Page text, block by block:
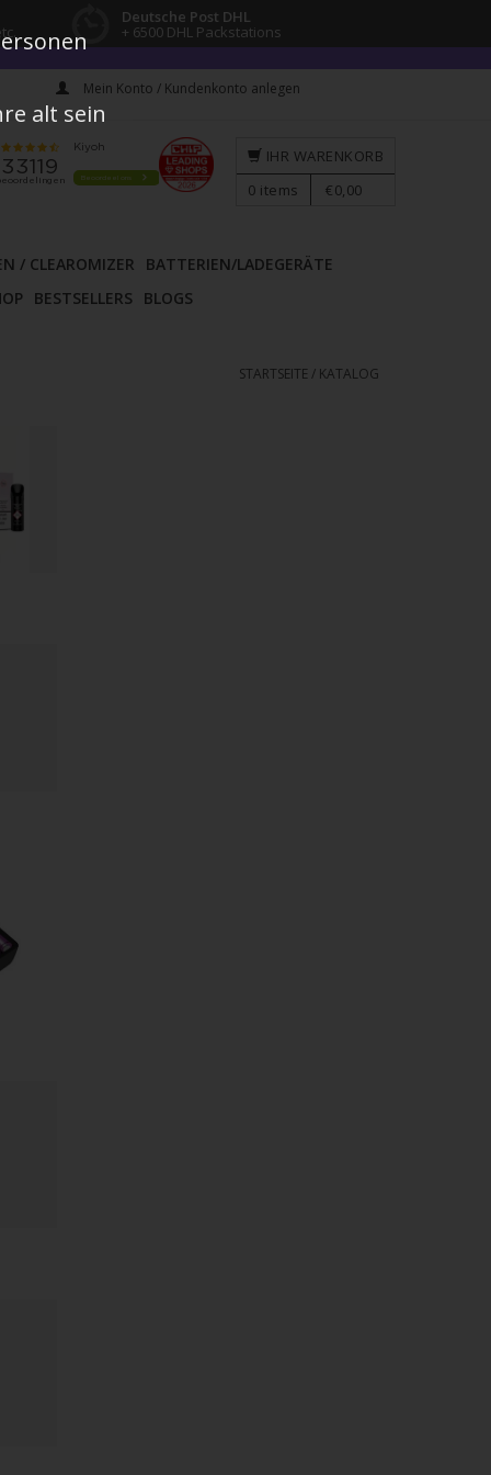
Deutsche Post DHL
+ 6500 DHL Packstations
Mein Konto / Kundenkonto anlegen
/ CLEAROMIZER
BATTERIEN/LADEGERÄTE
BESTSELLERS BLOGS
IHR WARENKORB
0 items €0,00
STARTSEITE / KATALOG
alt sein